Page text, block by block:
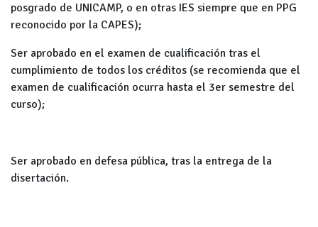
posgrado de UNICAMP, o en otras IES siempre que en PPG
reconocido por la CAPES);
Ser aprobado en el examen de cualificación tras el
cumplimiento de todos los créditos (se recomienda que el
examen de cualificación ocurra hasta el 3er semestre del
curso);
Ser aprobado en defesa pública, tras la entrega de la
disertación.